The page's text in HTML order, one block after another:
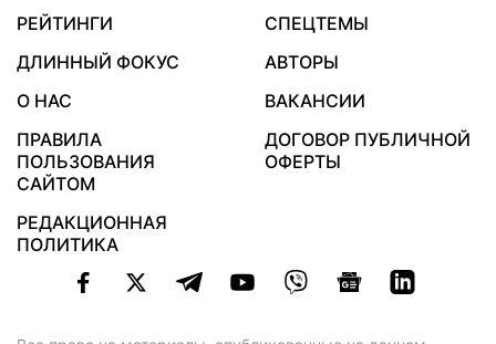
РЕЙТИНГИ
СПЕЦТЕМЫ
ДЛИННЫЙ ФОКУС
АВТОРЫ
О НАС
ВАКАНСИИ
ПРАВИЛА
ПОЛЬЗОВАНИЯ
САЙТОМ
ДОГОВОР ПУБЛИЧНОЙ
ОФЕРТЫ
РЕДАКЦИОННАЯ
ПОЛИТИКА